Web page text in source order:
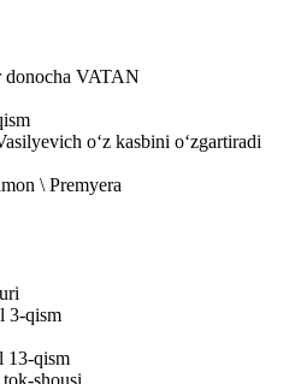
VATAN
o‘z kasbini o‘zgartiradi
\ Premyera
3-qism
13-qism